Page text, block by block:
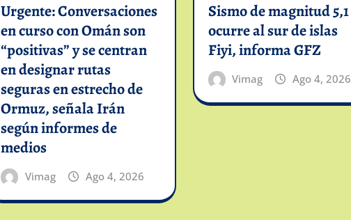
Urgente: Conversaciones
en curso con Omán son
“positivas” y se centran
en designar rutas
seguras en estrecho de
Ormuz, señala Irán
según informes de
medios
Vimag Ago 4, 2026
Sismo de magnitud 5,1
ocurre al sur de islas
Fiyi, informa GFZ
Vimag Ago 4, 2026